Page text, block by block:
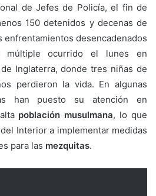
de Jefes de Policía, el fin de
150 detenidos y decenas de
desencadenados
múltiple ocurrido el lunes en
Inglaterra, donde tres niñas de
perdieron la vida. En algunas
han puesto su atención en
población musulmana, lo que
Interior a implementar medidas
para las mezquitas.